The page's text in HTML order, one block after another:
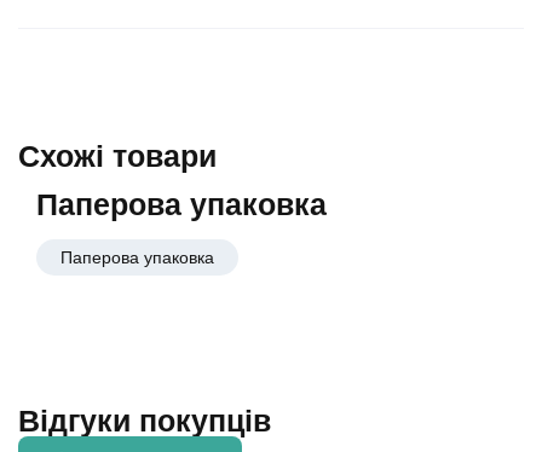
Схожі товари
Паперова упаковка
Паперова упаковка
Відгуки покупців